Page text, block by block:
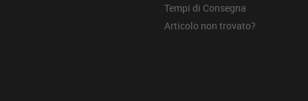
Tempi di Consegna
Articolo non trovato?